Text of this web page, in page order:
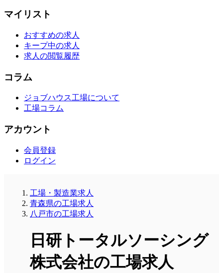
マイリスト
おすすめの求人
キープ中の求人
求人の閲覧履歴
コラム
ジョブハウス工場について
工場コラム
アカウント
会員登録
ログイン
工場・製造業求人
青森県の工場求人
八戸市の工場求人
日研トータルソーシング
株式会社の工場求人